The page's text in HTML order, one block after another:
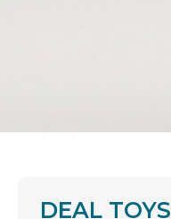
DEAL TOYS